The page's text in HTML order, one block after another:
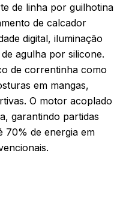
de linha por guilhotina
de calcador
digital, iluminação
agulha por silicone.
de correntinha como
em mangas,
O motor acoplado
garantindo partidas
70% de energia em